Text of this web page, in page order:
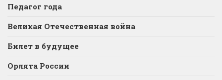
Педагог года
Великая Отечественная война
Билет в будущее
Орлята России